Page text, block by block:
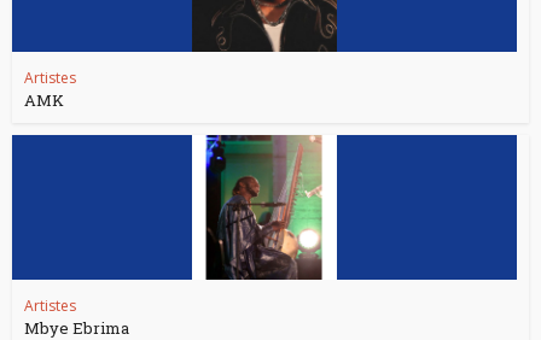
Artistes
AMK
Artistes
Mbye Ebrima